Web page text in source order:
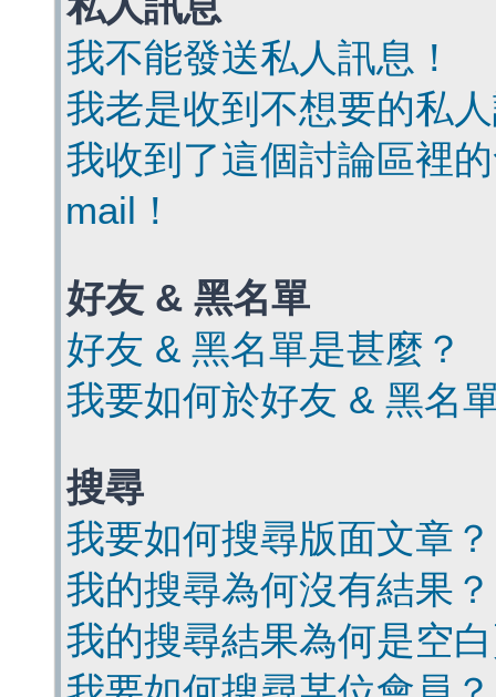
我不能發送私人訊息！
我老是收到不想要的私
我收到了這個討論區裡
mail！
好友 & 黑名單
好友 & 黑名單是甚麼？
我要如何於好友 & 黑名
搜尋
我要如何搜尋版面文章？
我的搜尋為何沒有結果？
我的搜尋結果為何是空